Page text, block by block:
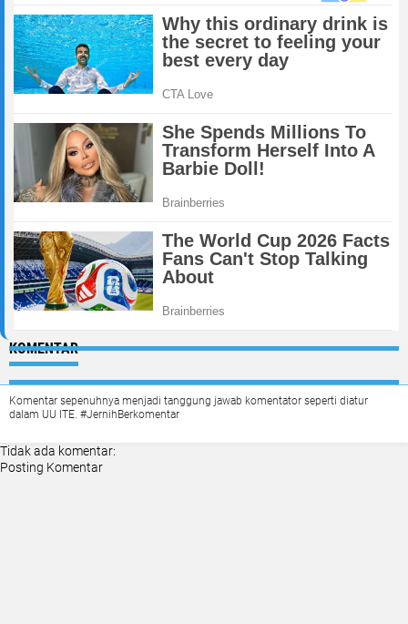
KOMENTAR
Komentar sepenuhnya menjadi tanggung jawab komentator seperti diatur
dalam UU ITE. #JernihBerkomentar
Tidak ada komentar:
Posting Komentar